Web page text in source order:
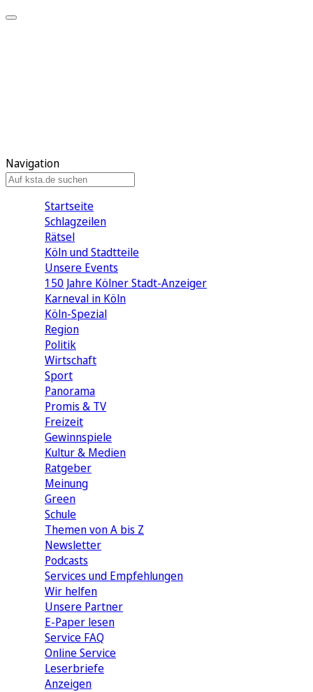
Navigation
Startseite
Schlagzeilen
Rätsel
Köln und Stadtteile
Unsere Events
150 Jahre Kölner Stadt-Anzeiger
Karneval in Köln
Köln-Spezial
Region
Politik
Wirtschaft
Sport
Panorama
Promis & TV
Freizeit
Gewinnspiele
Kultur & Medien
Ratgeber
Meinung
Green
Schule
Themen von A bis Z
Newsletter
Podcasts
Services und Empfehlungen
Wir helfen
Unsere Partner
E-Paper lesen
Service FAQ
Online Service
Leserbriefe
Anzeigen